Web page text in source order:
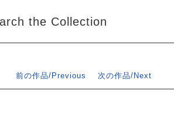
the Collection
前の作品/Previous 次の作品/Next